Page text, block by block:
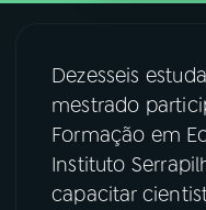
ÚLTIMAS
08FESTIVAL DE
Dezesseis
mestrado
Formação em
Instituto
capacitar